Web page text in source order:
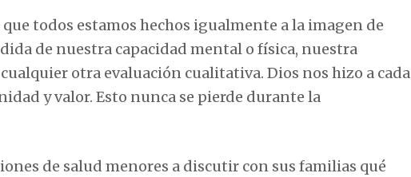
todos estamos hechos igualmente a la imagen de
de nuestra capacidad mental o física, nuestra
otra evaluación cualitativa. Dios nos hizo a cada
y valor. Esto nunca se pierde durante la
de salud menores a discutir con sus familias qué